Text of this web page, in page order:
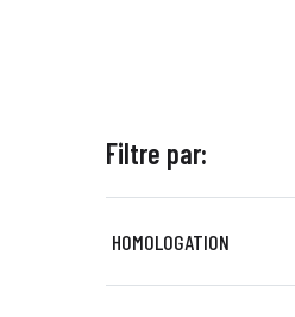
Filtre par:
HOMOLOGATION